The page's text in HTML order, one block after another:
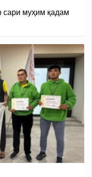
сари муҳим қадам